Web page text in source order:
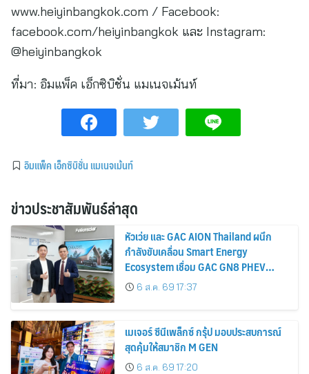
www.heiyinbangkok.com / Facebook:
facebook.com/heiyinbangkok และ Instagram:
@heiyinbangkok
ที่มา: อิมแพ็ค เอ็กซิบิชั่น แมเนจเม้นท์
อิมแพ็ค เอ็กซิบิชั่น แมเนจเม้นท์
ข่าวประชาสัมพันธ์ล่าสุด
หัวเว่ย และ GAC AION Thailand ผนึก
กำลังขับเคลื่อน Smart Energy
Ecosystem เชื่อม GAC GN8 PHEV
รถยนต์ MPV ระดับพรีเมียม เข้ากับ
พลังงานแสงอาทิตย์ภายในบ้าน
6 ส.ค. 69 17:37
เมเจอร์ ซีนีเพล็กซ์ กรุ้ป มอบประสบการณ์
สุดคุ้มให้สมาชิก M GEN
6 ส.ค. 69 17:20